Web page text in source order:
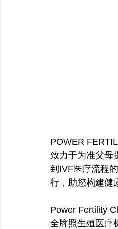
POWER
致力于为准父母
到IVF医疗流程
行，助您构建健
Power Fertility
全牌照生殖医疗